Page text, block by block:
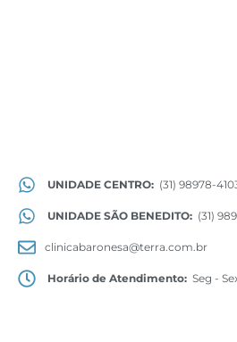
UNIDADE CENTRO: (31) 98978-
UNIDADE SÃO BENEDITO: (31)
clinicabaronesa@terra.com.br
Horário de Atendimento: Seg -